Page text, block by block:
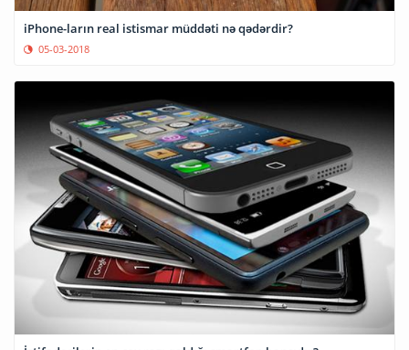
iPhone-ların real istismar müddəti nə qədərdir?
05-03-2018